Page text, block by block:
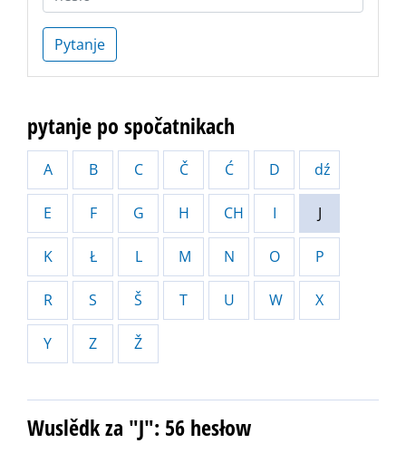
Pytanje
pytanje po spočatnikach
A B C Č Ć D dź
E F G H CH I J
K Ł L M N O P
R S Š T U W X
Y Z Ž
Wuslědk za "J": 56 hesłow